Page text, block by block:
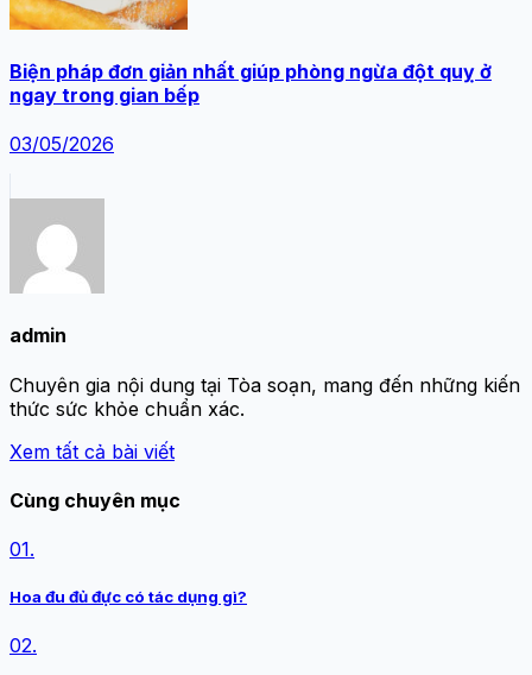
Biện pháp đơn giản nhất giúp phòng ngừa đột quỵ ở
ngay trong gian bếp
03/05/2026
admin
Chuyên gia nội dung tại Tòa soạn, mang đến những kiến
thức sức khỏe chuẩn xác.
Xem tất cả bài viết
Cùng chuyên mục
01.
Hoa đu đủ đực có tác dụng gì?
02.